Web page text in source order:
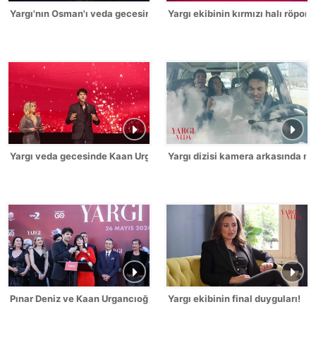
Yargı'nın Osman'ı veda gecesine özel şarkı söyledi!
Yargı ekibinin kırmızı halı
Yargı veda gecesinde Kaan Urgancığlu sahneye çıktı!
Yargı dizisi kamera arkasında
Pınar Deniz ve Kaan Urgancıoğlu, hayranlarına seslendi!
Yargı ekibinin final duyguları!